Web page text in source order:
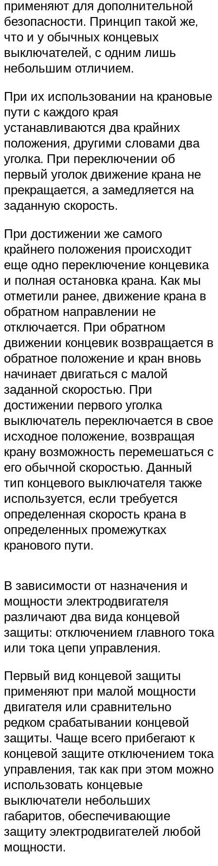
применяют для дополнительной
безопасности. Принцип такой же,
что и у обычных концевых
выключателей, с одним лишь
небольшим отличием.
При их использовании на крановые
пути с каждого края
устанавливаются два крайних
положения, другими словами два
уголка. При переключении об
первый уголок движение крана не
прекращается, а замедляется на
заданную скорость.
При достижении же самого
крайнего положения происходит
еще одно переключение концевика
и полная остановка крана. Как мы
отметили ранее, движение крана в
обратном направлении не
отключается. При обратном
движении концевик возвращается в
обратное положение и кран вновь
начинает двигаться с малой
заданной скоростью. При
достижении первого уголка
выключатель переключается в свое
исходное положение, возвращая
крану возможность перемешаться с
его обычной скоростью. Данный
тип концевого выключателя также
используется, если требуется
определенная скорость крана в
определенных промежутках
кранового пути.
В зависимости от назначения и
мощности электродвигателя
различают два вида концевой
защиты: отключением главного тока
или тока цепи управления.
Первый вид концевой защиты
применяют при малой мощности
двигателя или сравнительно
редком срабатывании концевой
защиты. Чаще всего прибегают к
концевой защите отключением тока
управления, так как при этом можно
использовать концевые
выключатели небольших
габаритов, обеспечивающие
защиту электродвигателей любой
мощности.